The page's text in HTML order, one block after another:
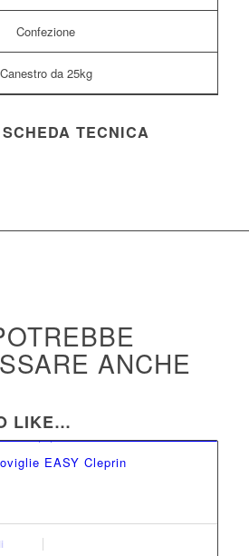
Confezione
Canestro da 25kg
TECNICA
ANCHE
LIKE…
EASY Cleprin